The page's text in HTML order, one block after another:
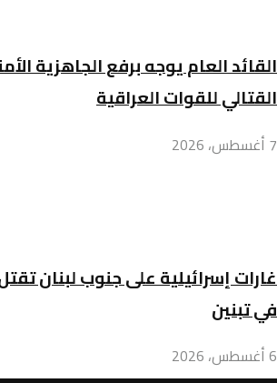
القائد العام يوجه برفع الجاهزية
القتالي للقوات العراقية
7 أغسطس، 2026
في تبنين
6 أغسطس، 2026